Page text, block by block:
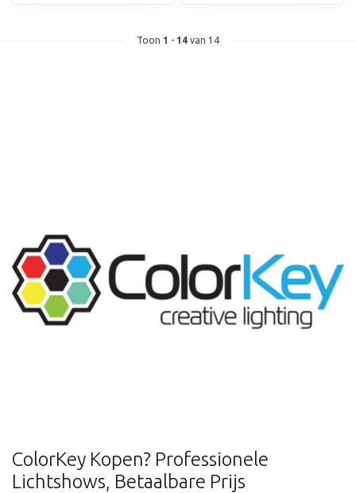
Toon 1 - 14 van 14
ColorKey Kopen? Professionele
Lichtshows, Betaalbare Prijs